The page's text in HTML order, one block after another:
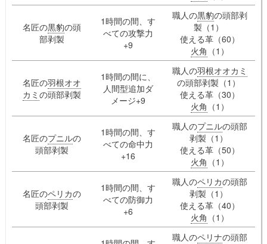
名匠の黒豹の頭
部剥製
1時間の間、す
べての攻撃力
+9
職人の黒豹の頭部剥
製（1）
使える革（60）
火角 （1）
名匠の羽根オオ
カミ の頭部剥製
1時間の間に、
人間型追加ダ
メージ+9
職人の羽根オオカミ
の頭部剥製（1）
使える革（30）
火角 （1）
名匠のプニルの
頭部剥製
1時間の間、す
べての命中力
+16
職人のプニルの頭部
剥製（1）
使える革（50）
火角 （1）
名匠のペリカの
頭部剥製
1時間の間、す
べての防御力
+6
職人のペリカの頭部
剥製（1）
使える革（40）
火角 （1）
職人のペリナの頭部